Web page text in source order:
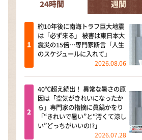
24時間 週間
約10年後に南海トラフ巨大地震
は「必ず来る」 被害は東日本大
震災の15倍…専門家断言「人生
のスケジュールに入れて」
2026.08.06
40℃超え続出！ 異常な暑さの原
因は「空気がきれいになったか
ら」専門家の指摘に眞鍋かをり
「“きれいで暑い”と“汚くて涼し
い”どっちがいいの!?」
2026.07.28